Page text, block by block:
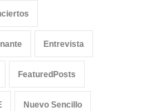
Entrevista
FeaturedPosts
Nuevo Sencillo